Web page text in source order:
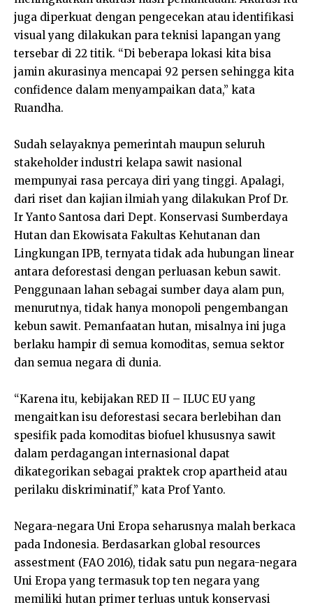
juga diperkuat dengan pengecekan atau identifikasi
visual yang dilakukan para teknisi lapangan yang
tersebar di 22 titik. “Di beberapa lokasi kita bisa
jamin akurasinya mencapai 92 persen sehingga kita
confidence dalam menyampaikan data,” kata
Ruandha.
Sudah selayaknya pemerintah maupun seluruh
stakeholder industri kelapa sawit nasional
mempunyai rasa percaya diri yang tinggi. Apalagi,
dari riset dan kajian ilmiah yang dilakukan Prof Dr.
Ir Yanto Santosa dari Dept. Konservasi Sumberdaya
Hutan dan Ekowisata Fakultas Kehutanan dan
Lingkungan IPB, ternyata tidak ada hubungan linear
antara deforestasi dengan perluasan kebun sawit.
Penggunaan lahan sebagai sumber daya alam pun,
menurutnya, tidak hanya monopoli pengembangan
kebun sawit. Pemanfaatan hutan, misalnya ini juga
berlaku hampir di semua komoditas, semua sektor
dan semua negara di dunia.
“Karena itu, kebijakan RED II – ILUC EU yang
mengaitkan isu deforestasi secara berlebihan dan
spesifik pada komoditas biofuel khususnya sawit
dalam perdagangan internasional dapat
dikategorikan sebagai praktek crop apartheid atau
perilaku diskriminatif,” kata Prof Yanto.
Negara-negara Uni Eropa seharusnya malah berkaca
pada Indonesia. Berdasarkan global resources
assestment (FAO 2016), tidak satu pun negara-negara
Uni Eropa yang termasuk top ten negara yang
memiliki hutan primer terluas untuk konservasi